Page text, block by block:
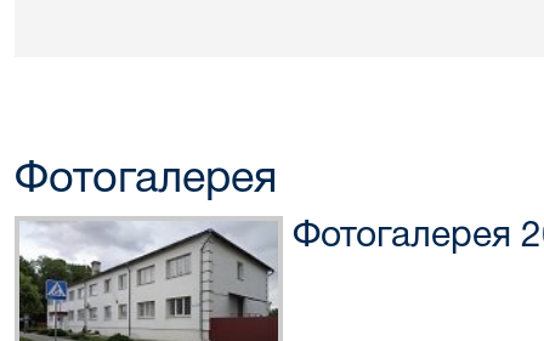
Фотогалерея
Фотогалерея